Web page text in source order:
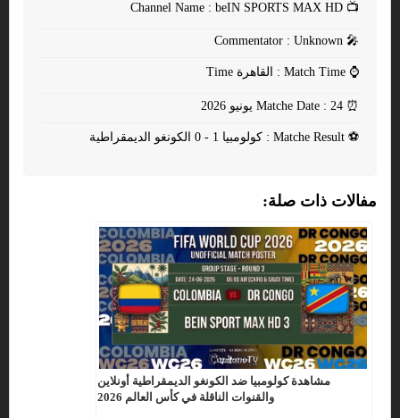
📺
🎤
⌚
⏰
⚽
مفالات ذات صلة:
مشاهدة كولومبيا ضد الكونغو الديمقراطية أونلاين
والقنوات الناقلة في كأس العالم 2026